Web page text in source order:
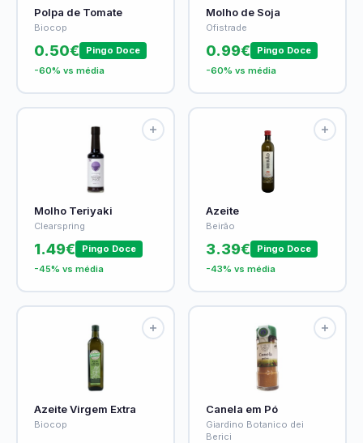
Polpa de Tomate
Biocop
0.50€
Pingo Doce
-60% vs média
Molho de Soja
Ofistrade
0.99€
Pingo Doce
-60% vs média
Molho Teriyaki
Clearspring
1.49€
Pingo Doce
-45% vs média
Azeite
Beirão
3.39€
Pingo Doce
-43% vs média
Azeite Virgem Extra
Biocop
Canela em Pó
Giardino Botanico dei
Berici